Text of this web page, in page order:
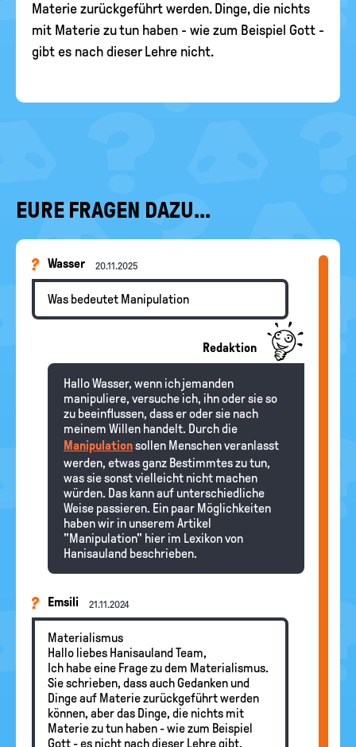
Materie zurückgeführt werden. Dinge, die nichts
mit Materie zu tun haben - wie zum Beispiel Gott -
gibt es nach dieser Lehre nicht.
EURE FRAGEN DAZU...
Wasser 20.11.2025
Was bedeutet Manipulation
Redaktion
Hallo Wasser, wenn ich jemanden
manipuliere, versuche ich, ihn oder sie so
zu beeinflussen, dass er oder sie nach
meinem Willen handelt. Durch die
Manipulationsollen Menschen veranlasst
werden, etwas ganz Bestimmtes zu tun,
was sie sonst vielleicht nicht machen
würden. Das kann auf unterschiedliche
Weise passieren. Ein paar Möglichkeiten
haben wir in unserem Artikel
"Manipulation" hier im Lexikon von
Hanisauland beschrieben.
Emsili 21.11.2024
Materialismus
Hallo liebes Hanisauland Team,
Ich habe eine Frage zu dem Materialismus.
Sie schrieben, dass auch Gedanken und
Dinge auf Materie zurückgeführt werden
können, aber das Dinge, die nichts mit
Materie zu tun haben - wie zum Beispiel
Gott - es nicht nach dieser Lehre gibt.